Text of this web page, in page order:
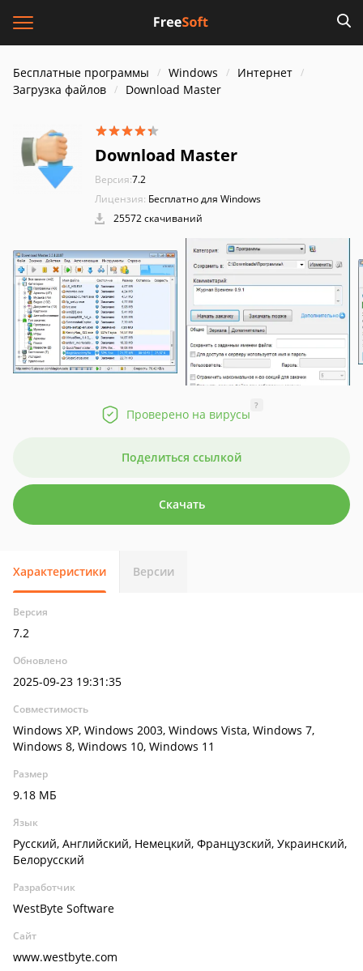
Бесплатные программы Windows
Интернет
Загрузка файлов
Download Master
Download Master
Версия:7.2
Лицензия: Бесплатно для Windows
25572 скачиваний
Проверено на вирусы
?
Поделиться ссылкой
Скачать
Характеристики Версии
Версия
7.2
Обновлено
2025-09-23 19:31:35
Совместимость
Windows XP, Windows 2003, Windows Vista, Windows 7,
Windows 8, Windows 10, Windows 11
Размер
9.18 МБ
Язык
Русский, Английский, Немецкий, Французский, Украинский,
Белорусский
Разработчик
WestByte Software
Сайт
www.westbyte.com